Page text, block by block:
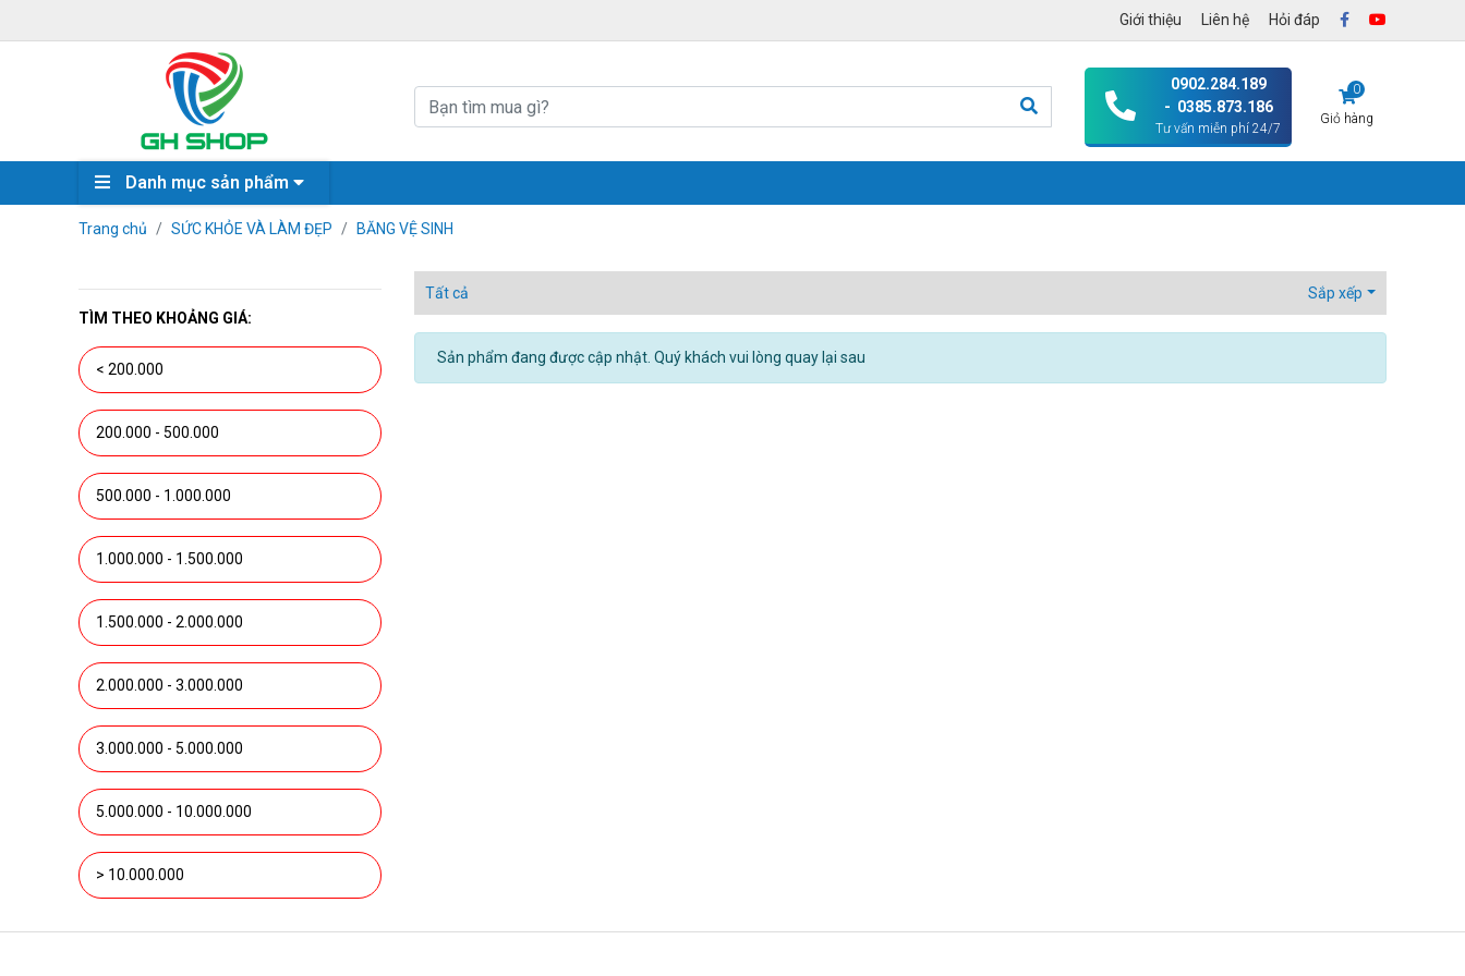
Giới thiệu Liên hệ Hỏi đáp
0902.284.189
- 0385.873.186
Tư vấn miễn phí 24/7
Giỏ hàng
0
Danh mục sản phẩm
Trang chủ SỨC KHỎE VÀ LÀM ĐẸP BĂNG VỆ SINH
TÌM THEO KHOẢNG GIÁ:
< 200.000
200.000 - 500.000
500.000 - 1.000.000
1.000.000 - 1.500.000
1.500.000 - 2.000.000
2.000.000 - 3.000.000
3.000.000 - 5.000.000
5.000.000 - 10.000.000
> 10.000.000
Tất cả Sắp xếp
Sản phẩm đang được cập nhật. Quý khách vui lòng quay lại sau